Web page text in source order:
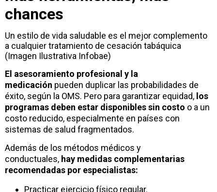
chances
Un estilo de vida saludable es el mejor complemento
a cualquier tratamiento de cesación tabáquica
(Imagen Ilustrativa Infobae)
El asesoramiento profesional y la
medicación pueden duplicar las probabilidades de
éxito, según la OMS. Pero para garantizar equidad, los
programas deben estar disponibles sin costo o a un
costo reducido, especialmente en países con
sistemas de salud fragmentados.
Además de los métodos médicos y
conductuales, hay medidas complementarias
recomendadas por especialistas:
Practicar ejercicio físico regular.